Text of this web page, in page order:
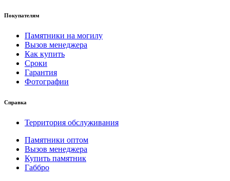
Покупателям
Памятники на могилу
Вызов менеджера
Как купить
Сроки
Гарантия
Фотографии
Справка
Территория обслуживания
Памятники оптом
Вызов менеджера
Купить памятник
Габбро